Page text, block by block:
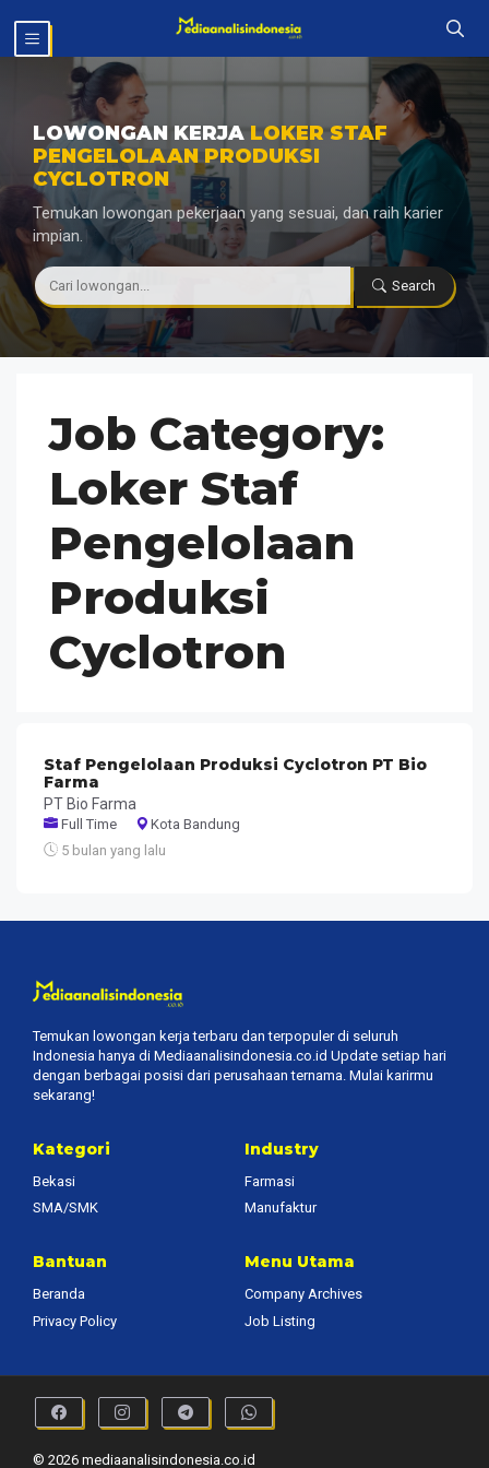
isi
MENU
LOWONGAN KERJA LOKER STAF
PENGELOLAAN PRODUKSI
CYCLOTRON
Temukan lowongan pekerjaan yang sesuai, dan raih karier
impian. |
Search
Job Category:
Loker Staf
Pengelolaan
Produksi
Cyclotron
Staf Pengelolaan Produksi Cyclotron PT Bio
Farma
PT Bio Farma
Full Time
Kota Bandung
5 bulan yang lalu
Temukan lowongan kerja terbaru dan terpopuler di seluruh
Indonesia hanya di Mediaanalisindonesia.co.id Update setiap hari
dengan berbagai posisi dari perusahaan ternama. Mulai karirmu
sekarang!
Kategori
Bekasi
SMA/SMK
Industry
Farmasi
Manufaktur
Bantuan
Beranda
Privacy Policy
Menu Utama
Company Archives
Job Listing
© 2026 mediaanalisindonesia.co.id